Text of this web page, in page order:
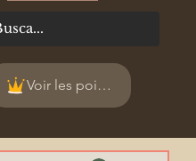
Voir les points